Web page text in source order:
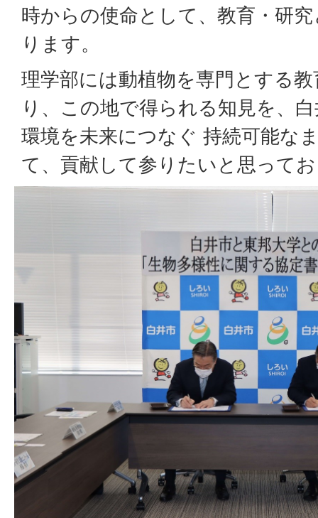
時からの使命として、教育・研
ります。
理学部には動植物を専門とする
り、この地で得られる知見を、
環境を未来につなぐ 持続可能な
て、貢献して参りたいと思って